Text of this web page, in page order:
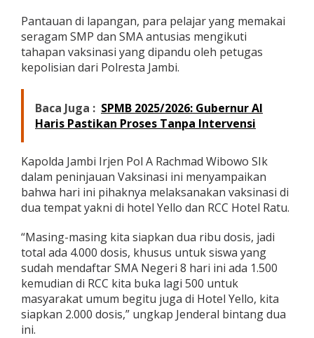
L
a
n
g
n
g
P
a
k
s
a
a
a
n
V
a
s
Pantauan di lapangan, para pelajar yang memakai
seragam SMP dan SMA antusias mengikuti
tahapan vaksinasi yang dipandu oleh petugas
kepolisian dari Polresta Jambi.
Baca Juga : SPMB 2025/2026: Gubernur Al
Haris Pastikan Proses Tanpa Intervensi
Kapolda Jambi Irjen Pol A Rachmad Wibowo SIk
dalam peninjauan Vaksinasi ini menyampaikan
bahwa hari ini pihaknya melaksanakan vaksinasi di
dua tempat yakni di hotel Yello dan RCC Hotel Ratu.
“Masing-masing kita siapkan dua ribu dosis, jadi
total ada 4.000 dosis, khusus untuk siswa yang
sudah mendaftar SMA Negeri 8 hari ini ada 1.500
kemudian di RCC kita buka lagi 500 untuk
masyarakat umum begitu juga di Hotel Yello, kita
siapkan 2.000 dosis,” ungkap Jenderal bintang dua
ini.